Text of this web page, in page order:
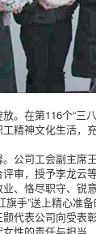
。在第116个“三
精神文化生活，
公司工会副主席
审，授予李龙云
、恪尽职守、锐
旗手”送上精心准
代表公司向受表